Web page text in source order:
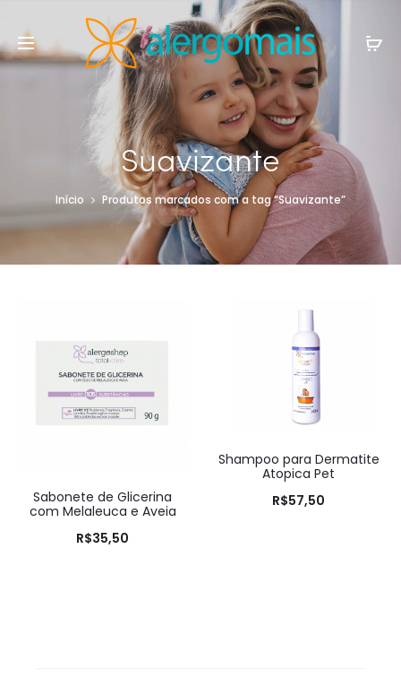
Suavizante
Início Produtos marcados com a tag “Suavizante”
Sabonete de Glicerina
com Melaleuca e Aveia
R$35,50
Shampoo para Dermatite
Atopica Pet
R$57,50